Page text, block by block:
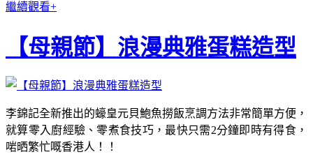
繼續觀看+
【母親節】浪漫典雅蛋糕造型
李錦記全新推出的蠔皇元貝鮑魚撈飯烹調方法非常簡單方便，
就算零入廚經驗、零煮食技巧，最快只需2分鐘即時有得食，
啱晒繁忙嘅香港人！！